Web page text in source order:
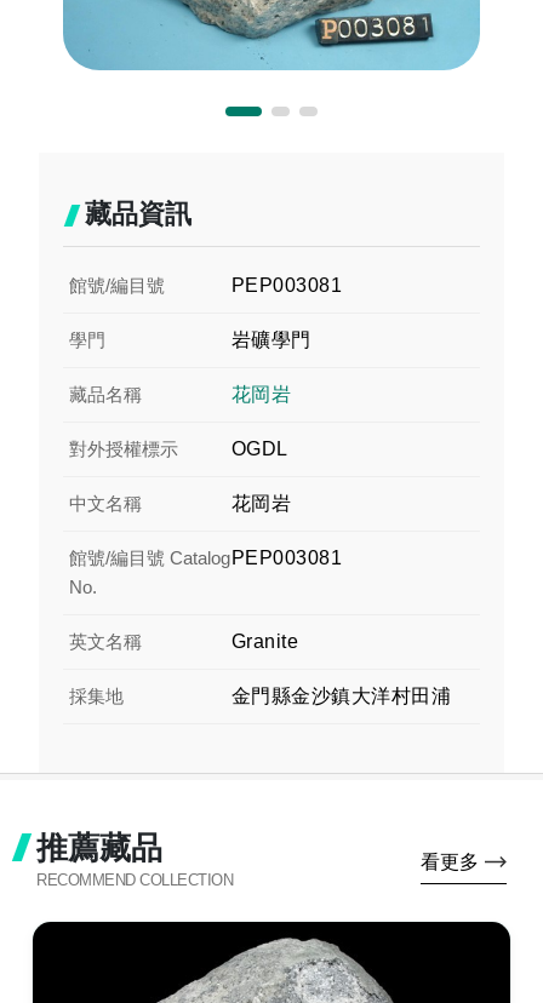
藏品資訊
館號/編目號 PEP003081
學門 岩礦學門
藏品名稱 花岡岩
對外授權標示 OGDL
中文名稱 花岡岩
館號/編目號 Catalog
No.
PEP003081
英文名稱 Granite
採集地 金門縣金沙鎮大洋村田浦
推薦藏品
RECOMMEND COLLECTION
看更多